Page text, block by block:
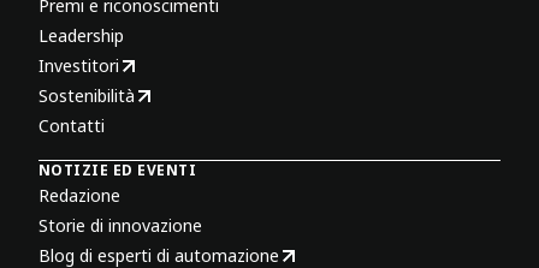
Premi e riconoscimenti
Leadership
Investitori
Sostenibilità
Contatti
NOTIZIE ED EVENTI
Redazione
Storie di innovazione
Blog di esperti di automazione